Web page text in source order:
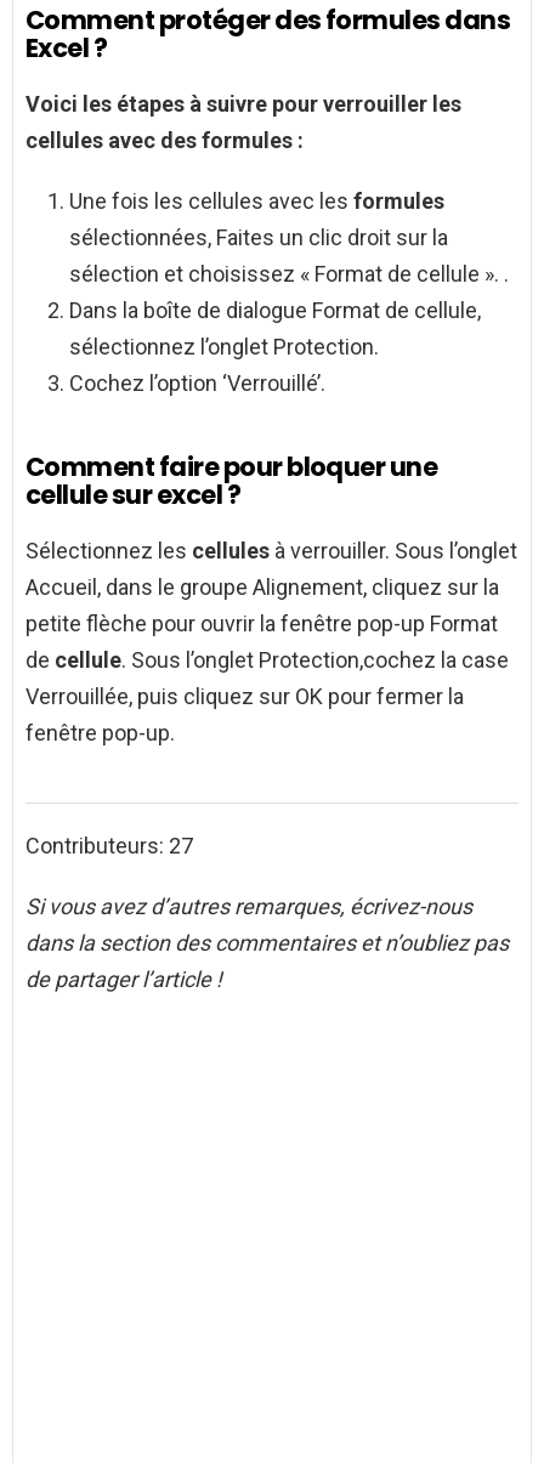
Comment protéger des formules dans
Excel ?
Voici les étapes à suivre pourverrouiller les
cellules avec desformules :
Une fois les cellules avec les formules
sélectionnées, Faites un clic droit sur la
sélection et choisissez « Format de cellule ». .
Dans la boîte de dialogue Format de cellule,
sélectionnez l’onglet Protection.
Cochez l’option ‘Verrouillé’.
Comment faire pour bloquer une
cellule sur excel ?
Sélectionnez les cellules à verrouiller. Sous l’onglet
Accueil, dans le groupe Alignement, cliquez sur la
petite flèche pour ouvrir la fenêtre pop-up Format
de cellule. Sous l’onglet Protection,cochez la case
Verrouillée, puis cliquez sur OK pour fermer la
fenêtre pop-up.
Contributeurs: 27
Si vous avez d’autres remarques, écrivez-nous
dans la section des commentaires et n’oubliez pas
de partager l’article !